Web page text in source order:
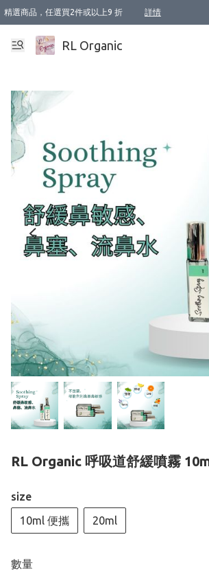
精選商品，任選買2件或以上9 折 詳情
XI周年優惠【新品自由選2件88折/3件85折】
XI周年優惠【Chakra 脈輪平衡自由選2件9折/3件85折/5
Florame 肌底自由選 2支9折 3支85折
XI周年優惠【蟲蟲退散 · 防衛結界﹞系列2件9折】
Sunki 任選2件95折
BIOFFICINA TOSCANA 任選2支9折 3支85折
Lamav 任選1件9折 2件85折
Mukti Organics 指定產品任選1件9折, 2件88折 3件85折
Intelligent Nutrients Skincare 任選2件9折
deodorant 任選2件88折
化妝品 任選2件95折
XI周年優惠【身心靈單品 任選2件9折/3件85折/5件8折】
XI周年優惠 【精油/香水 任選2件9折/3件85折/5件8折】
XI周年優惠【「關節到肌膚」全效養護 BODY OIL 組2件
XI周年優惠【夏日有機物理防曬套裝2件88折】
XI周年優惠【夏日潔面隨意選2件88折/3件85折】
XI周年優惠【逆齡奇蹟抗氧 11 自由選2件88折/3件85折/
新會員首次購物即享全單 95 折優惠！
成為VIP / VVIP 可享有生日月現金扣減獎賞優惠 !! 記得
選用順豐速運，滿$500 免運費
本地速遞 京東 送住宅/ 工商地址 $400 免運費
澳門訂單選用順豐速運，滿$800 免運費
RL Organic
RL Organic 呼吸道舒緩噴霧
size
10ml 便攜
20ml
數量